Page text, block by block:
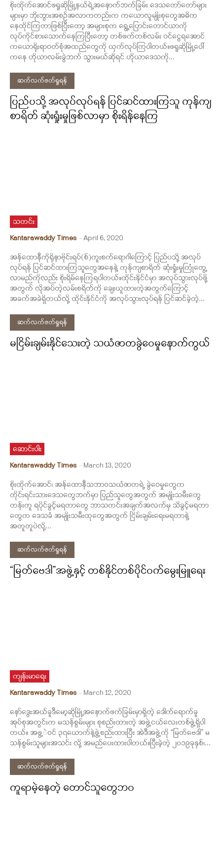
စိုးထိုက်အောင်ဖရူဆိုမြို့နယ်ရဲ့အနောက်ဘက်ခြမ်း ဒေသတော်တော်များ
များမှာ ဘိုးဘွားအစဉ်အလာကတည်းက ကယောလူမျိုးစုတွေအဓိက
နေထိုင်ကြတာဖြစ်ပြီးတော့ အများစုက ရွေ့ပြောင်းတောင်ယာကို
လုပ်ကိုင်စားသောက်နေကြပြီးတော့ တစ်ဖက်တစ်လမ်း ဝင်ငွေရအောင်
ကယောရိုးရာဝတ်စုံအထည်တွေကို ယှက်လုပ်ကြပါတယ်။ဖရူဆိုမြို့ပေါ်
ကနေ ဟိုယာလမ်းခွဲဘက် သွားမယ်ဆိုရင် ဟိုယာဒေသကို...
ဆက်လက်ဖတ်ရှုရန်
ပြည်ပသို့ အလုပ်လုပ်ရန် ပြင်ဆင်ထားကြသူ ကုန်ကျ
စာရိတ် ဆုံးရှုံးမှုဖြစ်လာမှာ စိုးရိန်နေကြ
သတင်း
Kantarawaddy Times -April 6, 2020
အန်ထောနီကိုရိုနာဗိုင်းရပ်(စ်)ကူးစက်ရောဂါကြောင့် ပြည်ပသို့ အလုပ်
လုပ်ရန် ပြင်ဆင်ထားကြသူတွေအနေနဲ့ ကုန်ကျစာရိတ် ဆုံးရှုံးမှုကြုံတွေ့
လာမည်ကိုလည်း စိုးရိမ်နေကြရပါတယ်။ထိုင်းနိုင်ငံမှာ အလုပ်သွားလုပ်ဖို့
အတွက် လိုအပ်တဲ့လမ်းစရိတ်ကို ချေးယူထားတဲ့အတွက်ကြောင့်
အခက်အခဲရှိတယ်လို့ ထိုင်းနိုင်ငံကို အလုပ်သွားလုပ်ရန် ပြင်ဆင်ခဲ့တဲ့...
ဆက်လက်ဖတ်ရှုရန်
မငြိမ်းချမ်းနိုင်သေးတဲ့ သယံဇာတခွဲဝေမှုနောက်ကွယ်
ဆောင်းပါး
Kantarawaddy Times - March 13, 2020
စိုးထိုက်အောင်၊ အန်ထောနီသဘာဝသယံဇာတရဲ့ ခွဲဝေမှုတွေက
တိုင်းရင်းသားဒေသတွေဘက်မှာ ပြည်သူတွေအတွက် အမျိုးသမီးတွေ
တန်းတူ ရပိုင်ခွင့်မရတာတွေ ဘာသတင်းအချက်အလက်မှ သိခွင့်မရတာ
တွေက ဒေသခံ အမျိုးသမီးထုတွေအတွက် ငြိမ်းချမ်းရေးမရတာနဲ့
အတူတူပဲလို့...
ဆက်လက်ဖတ်ရှုရန်
“မြတ်ဗေဒါ”အဖွဲ့နှင့် တစ်နိုင်တစ်ပိုင်ဝက်မွေးမြူရေး
ကျန်းမာရေး
Kantarawaddy Times - March 12, 2020
နော်ဒွေးအယ်ခူဒီမော့ဆိုမြို့အနောက်ဖက်ခြမ်းမှာရှိတဲ့ ဒေါက်ရောက်ခူ
အုပ်စုအတွင်းက မသန်စွမ်းများ စုစည်းထားတဲ့ အဖွဲ့ငယ်လေးတစ်ဖွဲ့ရှိပါ
တယ်။ အဖွ့ဲဝင် ၃၇ယောက်နဲ့ဖွဲ့စည်းထားပြီး အဲဒီအဖွဲ့ကို “မြတ်ဗေဒါ” မ
သန်စွမ်းသူများအသင်း လို့ အမည်ပေးထားပါတယ်။ပြီးခဲ့တဲ့ ၂၀၁၉ခုနှစ်၊...
ဆက်လက်ဖတ်ရှုရန်
ကူရာမဲ့နေတဲ့ တောင်သူတွေဘဝ